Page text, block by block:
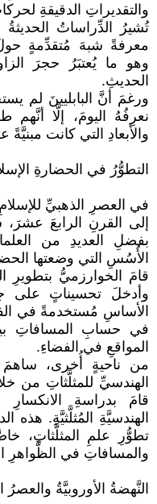
والتقديراتِ الدقيقةِ
تُشيرُ الدِّراساتُ الحديثةُ
وهو ما يُعتبَرُ حجرَ
الحديثِ.
نعرِفُهُ اليومَ، إلَّا أنَّهم
والأبعادِ التي كانت
التطوُّرُ في الحضارةِ
في العصرِ الذهبيِّ
إلى القرنِ الرابعَ عشرَ،
بفضلِ العديدِ من
الأُسُسِ التي وضعتها
قامَ الخوارزميُّ بتطويرِ
وأدخلَ تحسيناتٍ على
الأساسِ مُستخدمةً في
في حسابِ المسافاتِ
المواقعِ في الفضاءِ.
من ناحيةٍ أُخرى، ساهمَ
الهندسيِّ للمثلَّثاتِ من
قامَ بدراسةِ الانكسارِ
الهندسيَّةِ المُثلَّثيَّةِ. هذه
تطوُّرِ علمِ المثلَّثاتِ،
والمسافاتِ في الظَّواهرِ
النَّهضةُ الأوروبيَّةُ